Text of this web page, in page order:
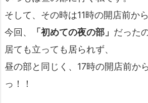
そして、その時は11時の開店前か
今回、
「初めての夜の部」 だった
居ても立っても居られず、
昼の部と同じく、17時の開店前か
っ！！